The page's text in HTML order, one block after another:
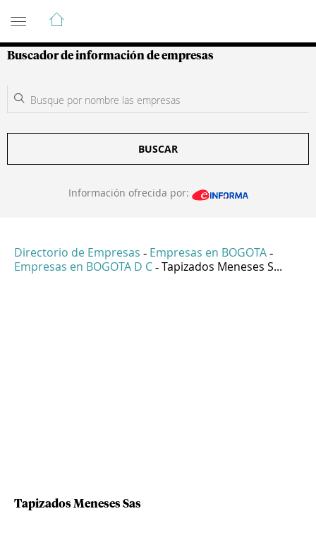
Guía de Empresas Colombianas
Buscador de información de empresas
BUSCAR
Información ofrecida por:
Directorio de Empresas - Empresas en BOGOTA -
Empresas en BOGOTA D C - Tapizados Meneses S...
Tapizados Meneses Sas